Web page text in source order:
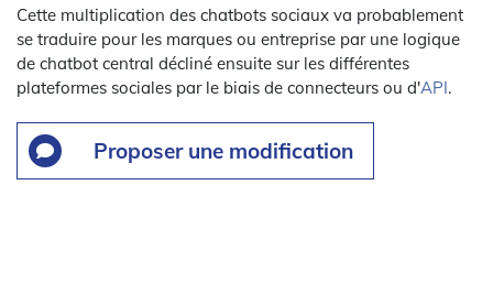
Cette multiplication des chatbots sociaux va probablement
se traduire pour les marques ou entreprise par une logique
de chatbot central décliné ensuite sur les différentes
plateformes sociales par le biais de connecteurs ou d'API.
Proposer une modification